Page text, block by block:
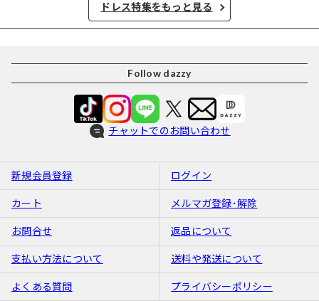
ドレス特集をもっと見る
Follow dazzy
チャットでのお問い合わせ
新規会員登録 ログイン
カート メルマガ登録･解除
お問合せ 返品について
支払い方法について 送料や発送について
よくある質問 プライバシーポリシー